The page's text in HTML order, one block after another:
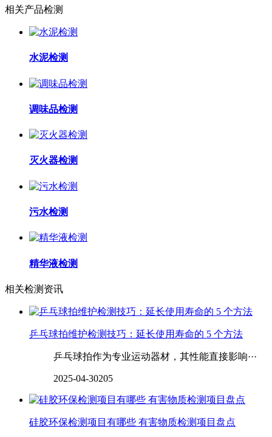
相关产品检测
水泥检测
调味品检测
灭火器检测
污水检测
精华液检测
相关检测资讯
乒乓球拍维护检测技巧：延长使用寿命的 5 个方法
乒乓球拍作为专业运动器材，其性能直接影响···
2025-04-30205
硅胶环保检测项目有哪些 有害物质检测项目盘点